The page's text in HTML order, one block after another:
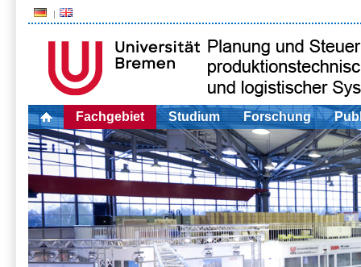
Fachgebiet Studium Forschung